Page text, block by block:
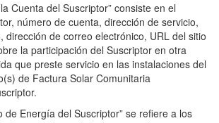
Cuenta del Suscriptor” consiste en el
número de cuenta, dirección de servicio,
dirección de correo electrónico, URL del sitio
la participación del Suscriptor en otra
que preste servicio en las instalaciones del
de Factura Solar Comunitaria
de Energía del Suscriptor” se refiere a los